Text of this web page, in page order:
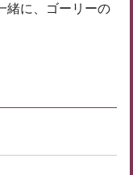
緒に、ゴーリーの